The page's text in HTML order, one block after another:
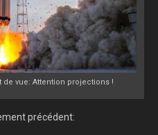
vue: Attention projections !
précédent: